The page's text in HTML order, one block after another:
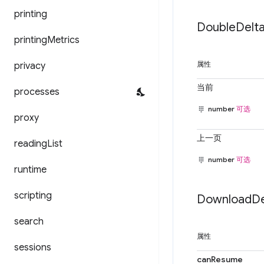
printing
printingMetrics
privacy
processes
proxy
readingList
runtime
scripting
search
sessions
DoubleDelta
属性
当前
number 可选
上一页
number 可选
Download
属性
canResume